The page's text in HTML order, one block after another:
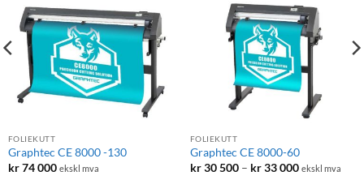
FOLIEKUTT
Graphtec CE 8000 -130
kr74 000 ekskl mva
FOLIEKUTT
Graphtec CE 8000-60
kr30 500 – kr33 000Prisområde:
ekskl mva